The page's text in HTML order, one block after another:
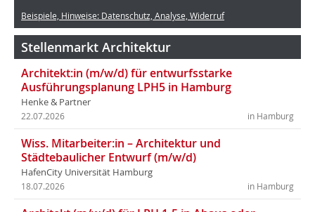
Beispiele, Hinweise: Datenschutz, Analyse, Widerruf
Stellenmarkt Architektur
Architekt:in (m/w/d) für entwurfsstarke
Ausführungsplanung LPH5 in Hamburg
Henke & Partner
in Hamburg
22.07.2026
Wiss. Mitarbeiter:in – Architektur und
Städtebaulicher Entwurf (m/w/d)
HafenCity Universität Hamburg
in Hamburg
18.07.2026